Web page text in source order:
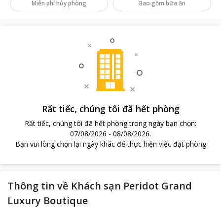
Miễn phí hủy phòng Bao gồm bữa ăn
Rất tiếc, chúng tôi đã hết phòng
Rất tiếc, chúng tôi đã hết phòng trong ngày bạn chọn:
07/08/2026 - 08/08/2026.
Bạn vui lòng chọn lại ngày khác để thực hiện việc đặt phòng
Thông tin về Khách sạn Peridot Grand
Luxury Boutique